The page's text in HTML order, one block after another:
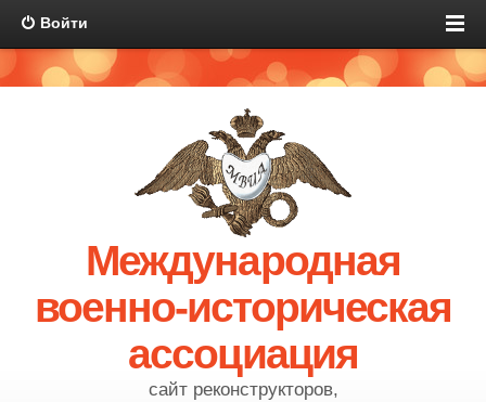
Войти
Международная
военно-историческая
ассоциация
сайт реконструкторов,